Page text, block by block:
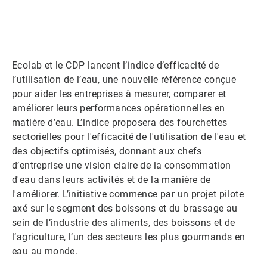
Ecolab et le CDP lancent l’indice d’efficacité de
l’utilisation de l’eau, une nouvelle référence conçue
pour aider les entreprises à mesurer, comparer et
améliorer leurs performances opérationnelles en
matière d’eau. L’indice proposera des fourchettes
sectorielles pour l'efficacité de l'utilisation de l'eau et
des objectifs optimisés, donnant aux chefs
d’entreprise une vision claire de la consommation
d'eau dans leurs activités et de la manière de
l'améliorer. L’initiative commence par un projet pilote
axé sur le segment des boissons et du brassage au
sein de l’industrie des aliments, des boissons et de
l’agriculture, l’un des secteurs les plus gourmands en
eau au monde.